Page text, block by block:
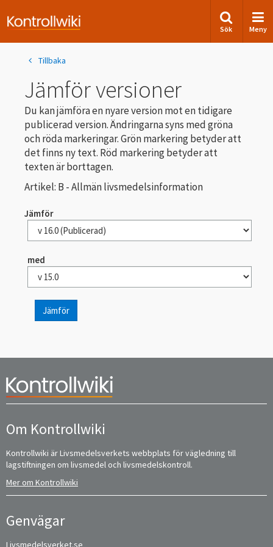
Sök Meny
Tillbaka
Jämför versioner
Du kan jämföra en nyare version mot en tidigare
publicerad version. Ändringarna syns med gröna
och röda markeringar. Grön markering betyder att
det finns ny text. Röd markering betyder att
texten är borttagen.
Artikel: B - Allmän livsmedelsinformation
Jämför
med
Jämför
Om Kontrollwiki
Kontrollwiki är Livsmedelsverkets webbplats för vägledning till
lagstiftningen om livsmedel och livsmedelskontroll.
Mer om Kontrollwiki
Genvägar
Livsmedelsverket.se